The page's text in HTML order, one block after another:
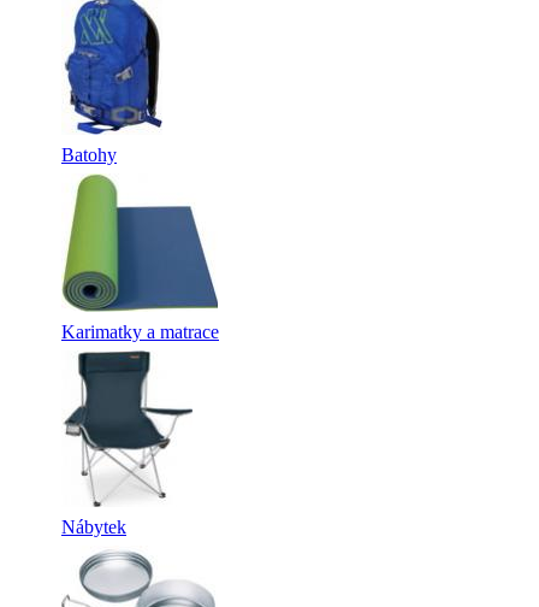
Batohy
Karimatky a matrace
Nábytek